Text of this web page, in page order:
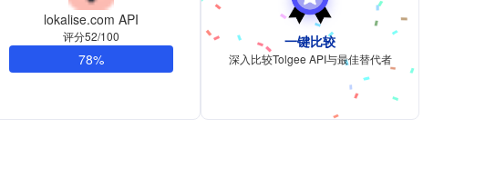
lokalise.com API
评分52/100
78%
一键比较
深入比较Tolgee API与最佳替代者